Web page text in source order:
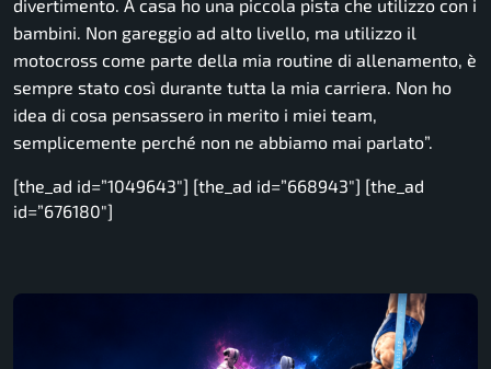
divertimento. A casa ho una piccola pista che utilizzo con i
bambini. Non gareggio ad alto livello, ma utilizzo il
motocross come parte della mia routine di allenamento, è
sempre stato così durante tutta la mia carriera. Non ho
idea di cosa pensassero in merito i miei team,
semplicemente perché non ne abbiamo mai parlato”.
[the_ad id=”1049643″] [the_ad id=”668943″] [the_ad
id=”676180″]